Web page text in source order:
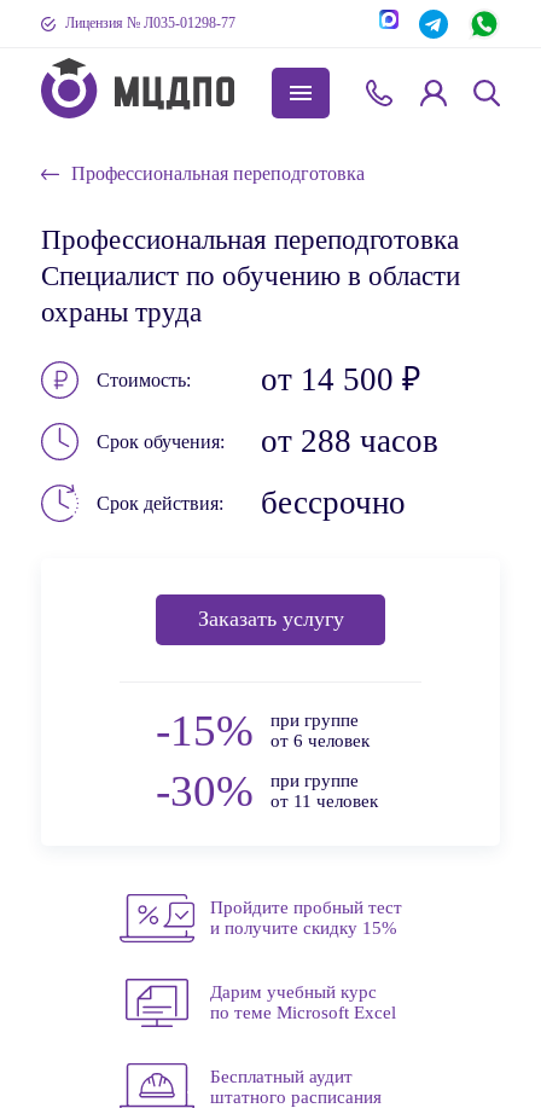
Лицензия № Л035-01298-77
Профессиональная переподготовка
Профессиональная переподготовка
Специалист по обучению в области
охраны труда
Стоимость от 14 500 ₽
Срок обучения от 288 часов
Срок действия бессрочно
Заказать услугу
-15%
при группе
от 6 человек
-30%
при группе
от 11 человек
Пройдите пробный тест
и получите скидку 15%
Дарим учебный курс
по теме Microsoft Excel
Бесплатный аудит
штатного расписания